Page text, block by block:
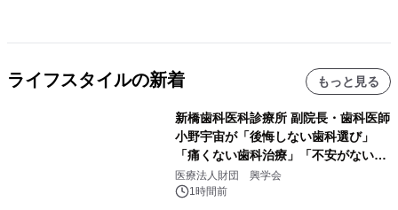
ライフスタイルの新着 もっと見る
新橋歯科医科診療所 副院長・歯科医師
小野宇宙が「後悔しない歯科選び」
「痛くない歯科治療」「不安がない治
療計画」をテーマに専門監修
医療法人財団 興学会
1時間前